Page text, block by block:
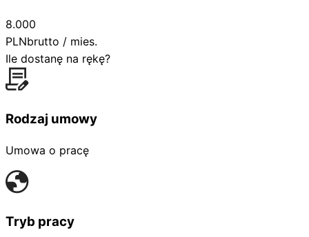
8.000
PLNbrutto / mies.
Ile dostanę na rękę?
Rodzaj umowy
Umowa o pracę
Tryb pracy